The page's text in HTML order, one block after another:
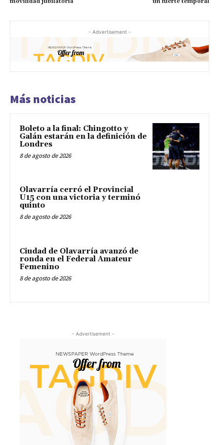
- Advertisement -
Más noticias
Boleto a la final: Chingotto y
Galán estarán en la definición de
Londres
8 de agosto de 2026
Olavarría cerró el Provincial
U15 con una victoria y terminó
quinto
8 de agosto de 2026
Ciudad de Olavarría avanzó de
ronda en el Federal Amateur
Femenino
8 de agosto de 2026
- Advertisement -